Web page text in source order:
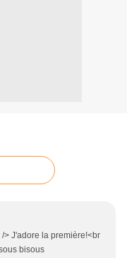
> J'adore la première!<br
bisous